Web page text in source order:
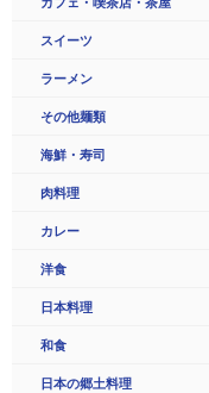
スイーツ
ラーメン
その他麺類
海鮮・寿司
肉料理
カレー
洋食
日本料理
和食
日本の郷土料理